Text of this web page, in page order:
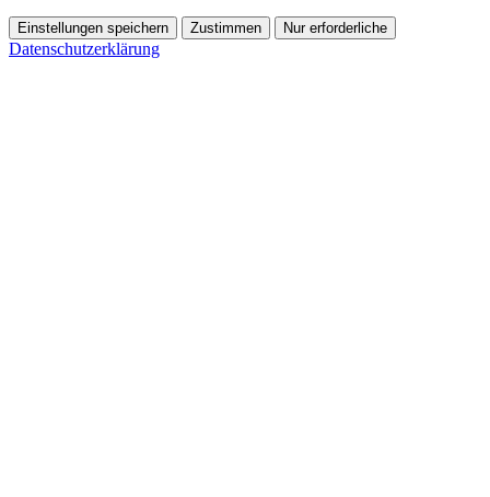
Einstellungen speichern Zustimmen Nur erforderliche
Datenschutzerklärung